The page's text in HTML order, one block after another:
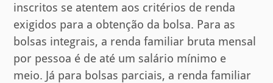
inscritos se atentem aos critérios de renda
exigidos para a obtenção da bolsa. Para as
bolsas integrais, a renda familiar bruta mensal
por pessoa é de até um salário mínimo e
meio. Já para bolsas parciais, a renda familiar